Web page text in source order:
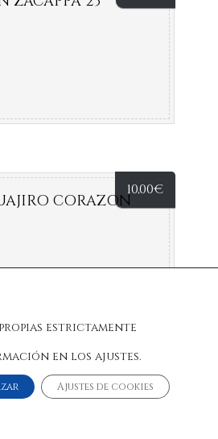
10,00€
CORAZON
estrictamente
en los ajustes.
Ajustes de cookies